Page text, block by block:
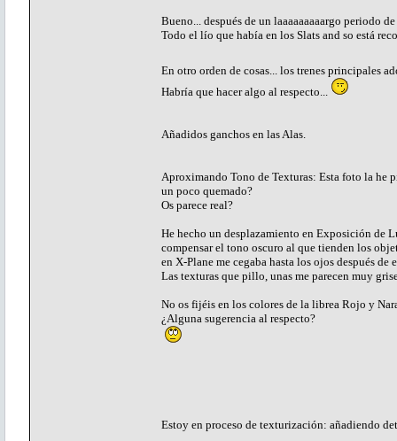
Bueno... después de un laaaaaaaaargo periodo
Todo el lío que había en los Slats and so está
En otro orden de cosas... los trenes principales
Habría que hacer algo al respecto...
Añadidos ganchos en las Alas.
Aproximando Tono de Texturas: Esta foto la he
un poco quemado?
Os parece real?
He hecho un desplazamiento en Exposición de
compensar el tono oscuro al que tienden los
en X-Plane me cegaba hasta los ojos después
Las texturas que pillo, unas me parecen muy
No os fijéis en los colores de la librea Rojo y
¿Alguna sugerencia al respecto?
Estoy en proceso de texturización: añadiendo